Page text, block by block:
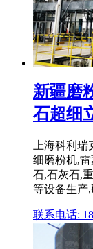
新疆磨
石超细
上海科利
细磨粉机,
石,石灰石,
等设备生产
联系电话: